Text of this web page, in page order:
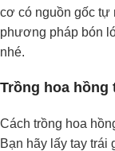
cơ có nguồn gốc tự
phương pháp bón
nhé.
Trồng hoa hồng
Cách trồng hoa
Bạn hãy lấy tay trái